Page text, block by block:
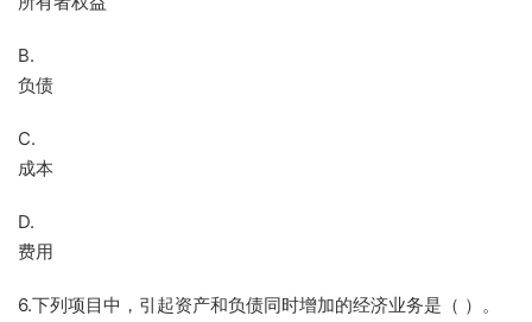
B.
负债
C.
成本
D.
费用
6.下列项目中，引起资产和负债同时增加的经济业务是（ ）。